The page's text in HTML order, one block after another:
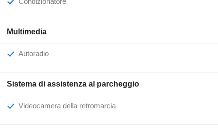
Multimedia
Autoradio
Sistema di assistenza al parcheggio
Videocamera della retromarcia